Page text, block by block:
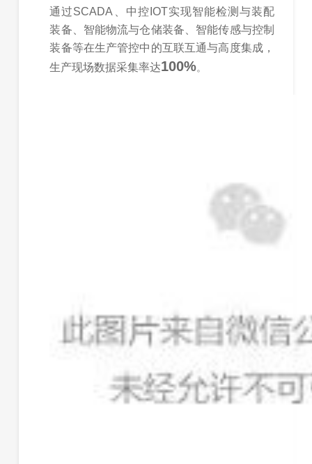
通过SCADA、中控IOT实现智能检测与装配
装备、智能物流与仓储装备、智能传感与控制
装备等在生产管控中的互联互通与高度集成，
生产现场数据采集率达100%。